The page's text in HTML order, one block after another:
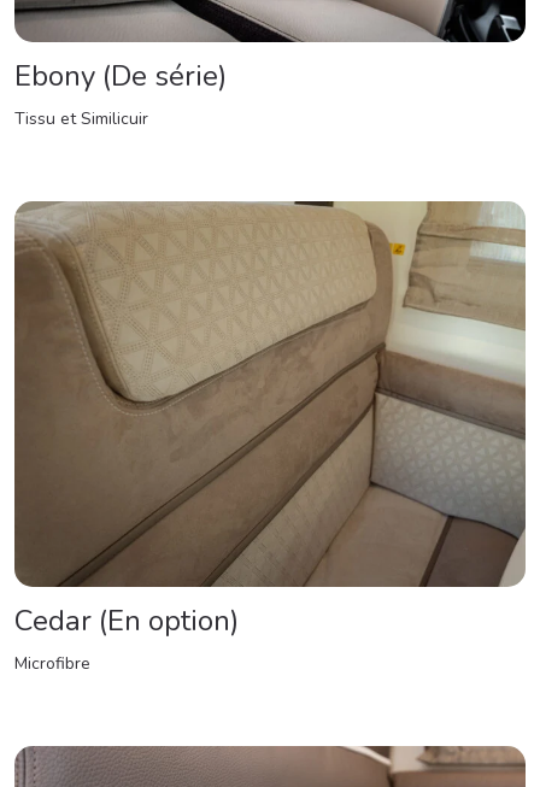
Ebony (De série)
Tissu et Similicuir
Cedar (En option)
Microfibre